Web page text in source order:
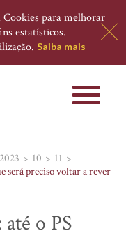
para melhorar
estatísticos.
Saiba mais
Toggle
2023 10
11
será preciso voltar a rever
o PS